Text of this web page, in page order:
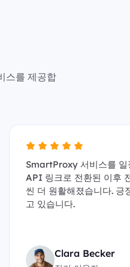
스를 제공합
SmartProxy 서비스를 일
API 링크로 전환된 이후
씬 더 원활해졌습니다. 긍
고 있습니다.
Clara Becker